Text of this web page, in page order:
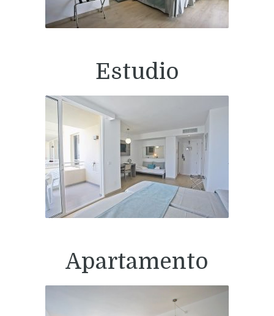
Estudio
Apartamento